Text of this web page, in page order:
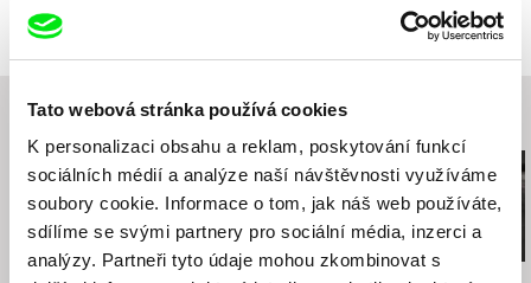
Tato webová stránka používá cookies
K personalizaci obsahu a reklam, poskytování funkcí
sociálních médií a analýze naší návštěvnosti využíváme
soubory cookie. Informace o tom, jak náš web používáte,
sdílíme se svými partnery pro sociální média, inzerci a
analýzy. Partneři tyto údaje mohou zkombinovat s
Festivaly
Související filmy (20)